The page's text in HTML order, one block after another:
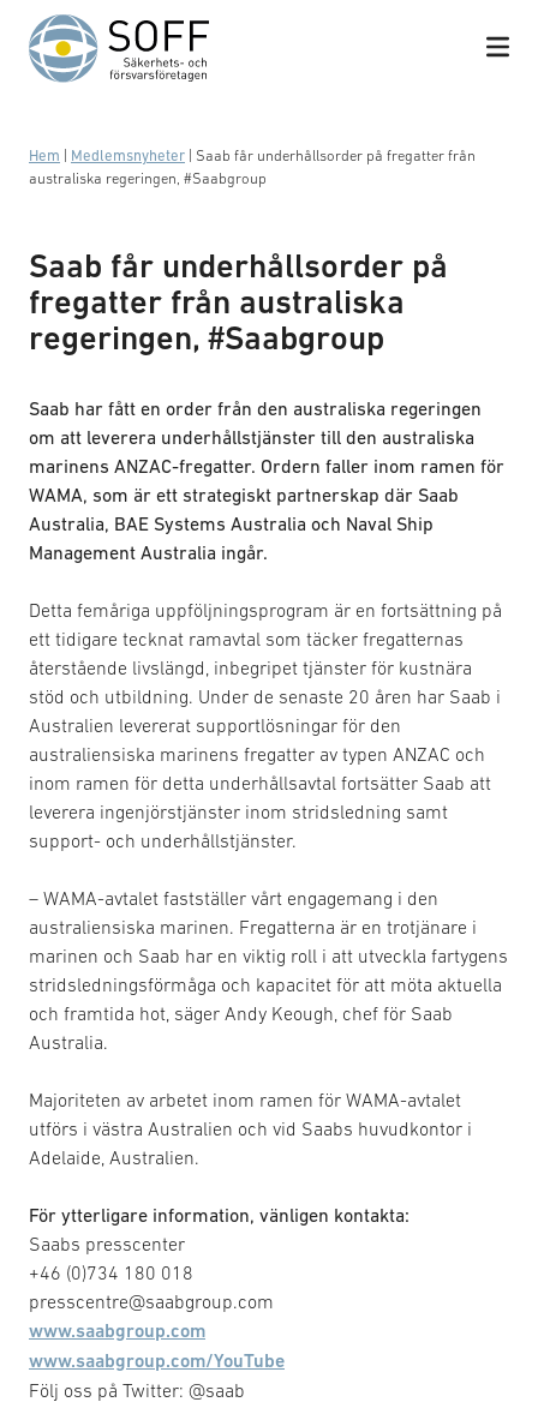
Hoppa till innehåll
Hem Medlemsnyheter
Saab får underhållsorder på fregatter från
australiska regeringen, #Saabgroup
Saab får underhållsorder på
fregatter från australiska
regeringen, #Saabgroup
Saab har fått en order från den australiska regeringen
om att leverera underhållstjänster till den australiska
marinens ANZAC-fregatter. Ordern faller inom ramen för
WAMA, som är ett strategiskt partnerskap där Saab
Australia, BAE Systems Australia och Naval Ship
Management Australia ingår.
Detta femåriga uppföljningsprogram är en fortsättning på
ett tidigare tecknat ramavtal som täcker fregatternas
återstående livslängd, inbegripet tjänster för kustnära
stöd och utbildning. Under de senaste 20 åren har Saab i
Australien levererat supportlösningar för den
australiensiska marinens fregatter av typen ANZAC och
inom ramen för detta underhållsavtal fortsätter Saab att
leverera ingenjörstjänster inom stridsledning samt
support- och underhållstjänster.
– WAMA-avtalet fastställer vårt engagemang i den
australiensiska marinen. Fregatterna är en trotjänare i
marinen och Saab har en viktig roll i att utveckla fartygens
stridsledningsförmåga och kapacitet för att möta aktuella
och framtida hot, säger Andy Keough, chef för Saab
Australia.
Majoriteten av arbetet inom ramen för WAMA-avtalet
utförs i västra Australien och vid Saabs huvudkontor i
Adelaide, Australien.
För ytterligare information, vänligen kontakta:
Saabs presscenter
+46 (0)734 180 018
presscentre@saabgroup.com
www.saabgroup.com
www.saabgroup.com/YouTube
Följ oss på Twitter: @saab